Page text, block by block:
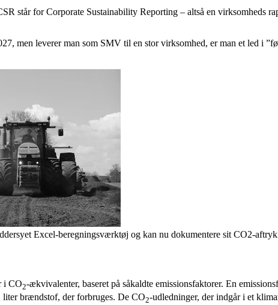
står for Corporate Sustainability Reporting – altså en virksomheds
men leverer man som SMV til en stor virksomhed, er man et led i
Excel-beregningsværktøj og kan nu dokumentere sit CO2-
i CO2-ækvivalenter, baseret på såkaldte emissionsfaktorer. En
liter brændstof, der forbruges. De CO2-udledninger, der indgår i et